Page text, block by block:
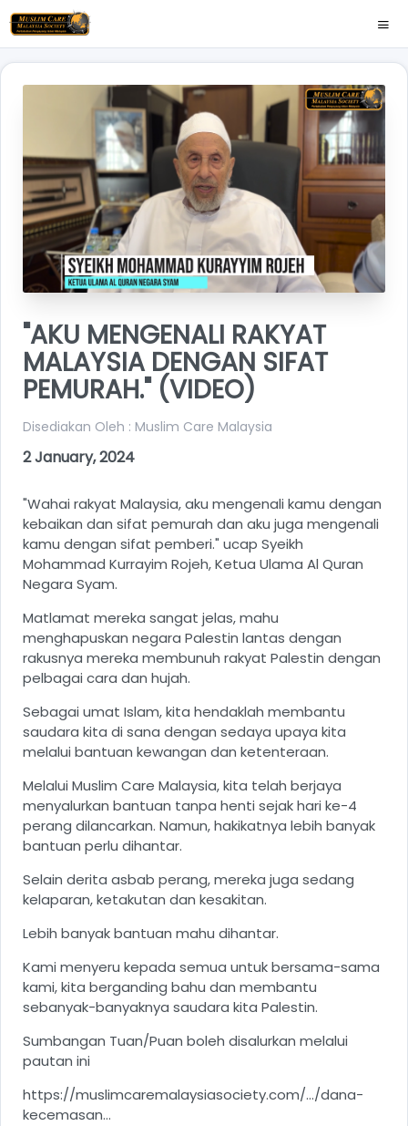
"AKU MENGENALI RAKYAT
MALAYSIA DENGAN SIFAT
PEMURAH." (VIDEO)
Disediakan Oleh : Muslim Care Malaysia
2 January, 2024
"Wahai rakyat Malaysia, aku mengenali kamu dengan
kebaikan dan sifat pemurah dan aku juga mengenali
kamu dengan sifat pemberi." ucap Syeikh
Mohammad Kurrayim Rojeh, Ketua Ulama Al Quran
Negara Syam.
Matlamat mereka sangat jelas, mahu
menghapuskan negara Palestin lantas dengan
rakusnya mereka membunuh rakyat Palestin dengan
pelbagai cara dan hujah.
Sebagai umat Islam, kita hendaklah membantu
saudara kita di sana dengan sedaya upaya kita
melalui bantuan kewangan dan ketenteraan.
Melalui Muslim Care Malaysia, kita telah berjaya
menyalurkan bantuan tanpa henti sejak hari ke-4
perang dilancarkan. Namun, hakikatnya lebih banyak
bantuan perlu dihantar.
Selain derita asbab perang, mereka juga sedang
kelaparan, ketakutan dan kesakitan.
Lebih banyak bantuan mahu dihantar.
Kami menyeru kepada semua untuk bersama-sama
kami, kita berganding bahu dan membantu
sebanyak-banyaknya saudara kita Palestin.
Sumbangan Tuan/Puan boleh disalurkan melalui
pautan ini
https://muslimcaremalaysiasociety.com/.../dana-
kecemasan...